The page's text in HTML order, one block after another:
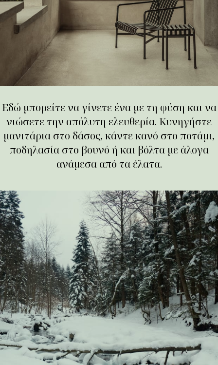
Εδώ μπορείτε να γίνετε ένα με τη φύση και να
νιώσετε την απόλυτη ελευθερία. Κυνηγήστε
μανιτάρια στο δάσος, κάντε κανό στο ποτάμι,
ποδηλασία στο βουνό ή και βόλτα με άλογα
ανάμεσα από τα έλατα.